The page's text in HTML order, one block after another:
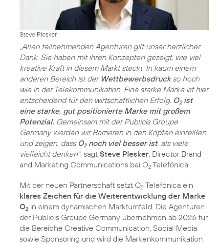
Steve Plesker
„Allen teilnehmenden Agenturen gilt unser herzlicher
Dank. Sie haben mit ihren Konzepten gezeigt, wie viel
kreative Kraft in diesem Markt steckt. In kaum einem
anderen Bereich ist der Wettbewerbsdruckso hoch
wie in der Telekommunikation. Eine starke Marke ist hier
entscheidend für den wirtschaftlichen Erfolg. O2ist
eine starke, gut positionierte Marke mit großem
Potenzial. Gemeinsam mit der Publicis Groupe
Germany werden wir Barrieren in den Köpfen einreißen
und zeigen, dass O2noch viel besser ist, als viele
vielleicht denken“, sagt Steve Plesker, Director Brand
and Marketing Communications bei O2 Telefónica.
Mit der neuen Partnerschaft setzt O2 Telefónica ein
klares Zeichen für die Weiterentwicklung der Marke
O2 in einem dynamischen Marktumfeld. Die Agenturen
der Publicis Groupe Germany übernehmen ab 2026 für
die Bereiche Creative Communication, Social Media
sowie Sponsoring und wird die Markenkommunikation